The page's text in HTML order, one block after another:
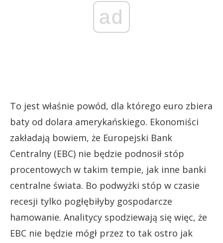
ad
To jest właśnie powód, dla którego euro zbiera
baty od dolara amerykańskiego. Ekonomiści
zakładają bowiem, że Europejski Bank
Centralny (EBC) nie będzie podnosił stóp
procentowych w takim tempie, jak inne banki
centralne świata. Bo podwyżki stóp w czasie
recesji tylko pogłębiłyby gospodarcze
hamowanie. Analitycy spodziewają się więc, że
EBC nie będzie mógł przez to tak ostro jak